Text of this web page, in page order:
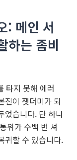
: 메인 서
하는 좀비
타지 못해 에러
진이 잿더미가 되
었습니다. 단 하나
위가 수백 번 셔
귀할 수 있습니다.